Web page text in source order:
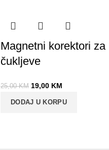
Magnetni korektori za
čukljeve
25,00KM 19,00 KM
DODAJ U KORPU